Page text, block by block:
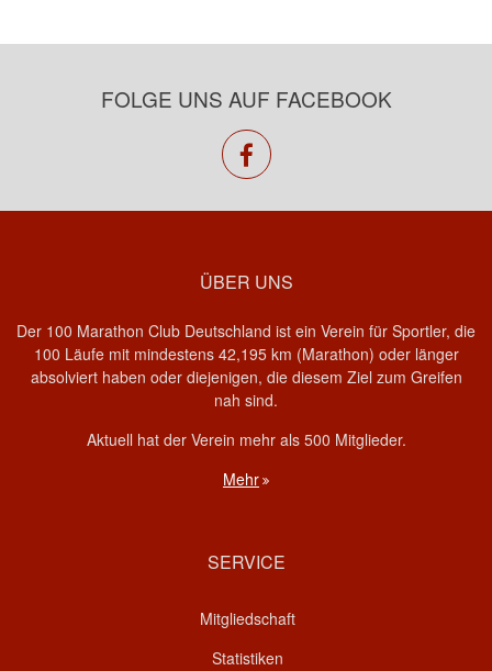
FOLGE UNS AUF FACEBOOK
facebook
ÜBER UNS
Der 100 Marathon Club Deutschland ist ein Verein für Sportler, die
100 Läufe mit mindestens 42,195 km (Marathon) oder länger
absolviert haben oder diejenigen, die diesem Ziel zum Greifen
nah sind.
Aktuell hat der Verein mehr als 500 Mitglieder.
Mehr
SERVICE
Mitgliedschaft
Statistiken